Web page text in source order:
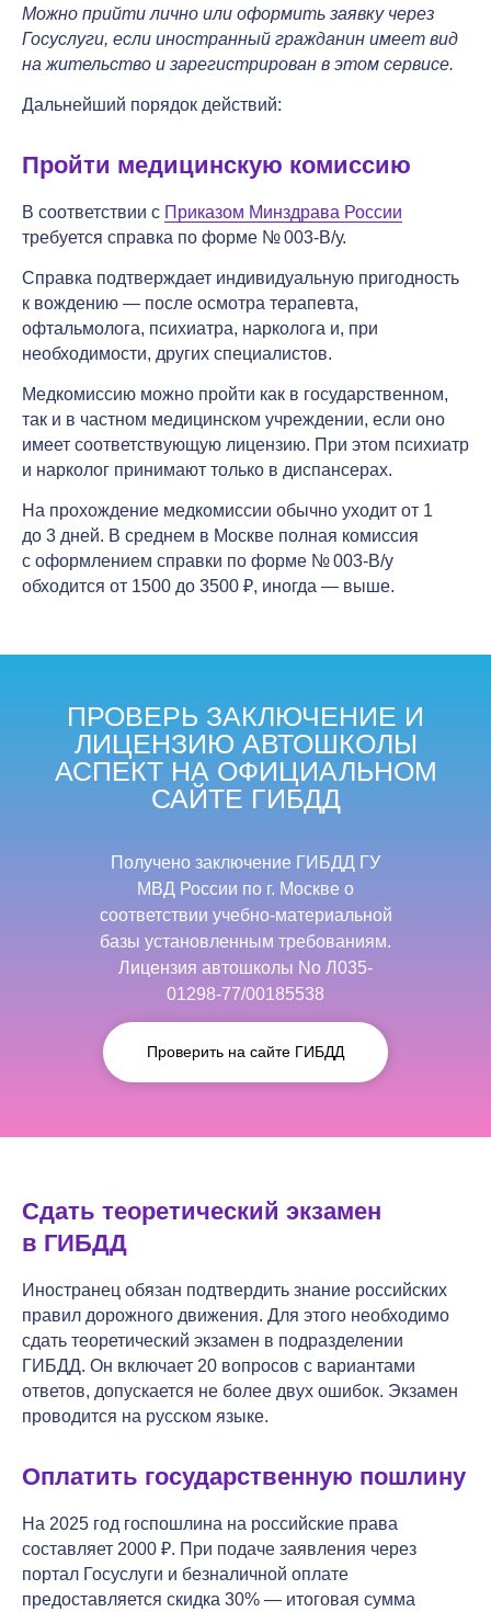
Можно прийти лично или оформить заявку через
Госуслуги, если иностранный гражданин имеет вид
на жительство и зарегистрирован в этом сервисе.
Дальнейший порядок действий:
Пройти медицинскую комиссию
В соответствии с Приказом Минздрава России
требуется справка по форме № 003-В/у.
Справка подтверждает индивидуальную пригодность
к вождению — после осмотра терапевта,
офтальмолога, психиатра, нарколога и, при
необходимости, других специалистов.
Медкомиссию можно пройти как в государственном,
так и в частном медицинском учреждении, если оно
имеет соответствующую лицензию. При этом психиатр
и нарколог принимают только в диспансерах.
На прохождение медкомиссии обычно уходит от 1
до 3 дней. В среднем в Москве полная комиссия
с оформлением справки по форме № 003-В/у
обходится от 1500 до 3500 ₽, иногда — выше.
ПРОВЕРЬ ЗАКЛЮЧЕНИЕ И
ЛИЦЕНЗИЮ АВТОШКОЛЫ
АСПЕКТ НА ОФИЦИАЛЬНОМ
САЙТЕ ГИБДД
Получено заключение ГИБДД ГУ
МВД России по г. Москве о
соответствии учебно-материальной
базы установленным требованиям.
Лицензия автошколы No Л035-
01298-77/00185538
Проверить на сайте ГИБДД
Сдать теоретический экзамен
в ГИБДД
Иностранец обязан подтвердить знание российских
правил дорожного движения. Для этого необходимо
сдать теоретический экзамен в подразделении
ГИБДД. Он включает 20 вопросов с вариантами
ответов, допускается не более двух ошибок. Экзамен
проводится на русском языке.
Оплатить государственную пошлину
На 2025 год госпошлина на российские права
составляет 2000 ₽. При подаче заявления через
портал Госуслуги и безналичной оплате
предоставляется скидка 30% — итоговая сумма